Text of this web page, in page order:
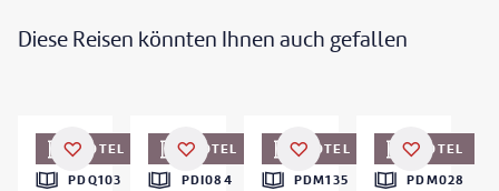
Diese Reisen könnten Ihnen auch gefallen
HOTEL
PDQ103
HOTEL
PDI084
HOTEL
PDM135
HOTEL
PDM028